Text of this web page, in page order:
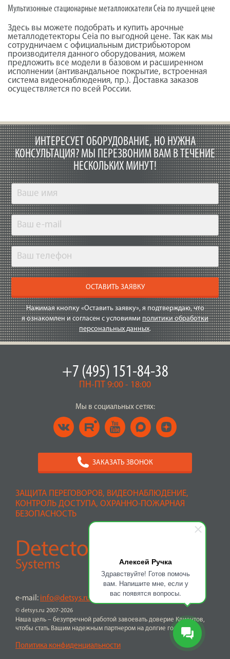
Алексей Ручка
Здравствуйте! Готов помочь
вам. Напишите мне, если у
вас появятся вопросы.
Мультизонные стационарные металлоискатели Ceia по лучшей цене
Здесь вы можете подобрать и купить арочные
металлодетекторы Ceia по выгодной цене. Так как мы
сотрудничаем с официальным дистрибьютором
производителя данного оборудования, можем
предложить все модели в базовом и расширенном
исполнении (антивандальное покрытие, встроенная
система видеонаблюдения, пр.). Доставка заказов
осуществляется по всей России.
ИНТЕРЕСУЕТ ОБОРУДОВАНИЕ, НО НУЖНА
КОНСУЛЬТАЦИЯ? МЫ ПЕРЕЗВОНИМ ВАМ В ТЕЧЕНИЕ
НЕСКОЛЬКИХ МИНУТ!
ОСТАВИТЬ ЗАЯВКУ
Нажимая кнопку «Оставить заявку», я подтверждаю, что
я ознакомлен и согласен с условиями политики обработки
персональных данных.
ЗАЩИТА ПЕРЕГОВОРОВ, ВИДЕОНАБЛЮДЕНИЕ,
КОНТРОЛЬ ДОСТУПА, ОХРАННО-ПОЖАРНАЯ
БЕЗОПАСНОСТЬ
© detsys.ru 2007-2026
e-mail: info@detsys.ru
Наша цель – безупречной работой завоевать доверие Клиентов,
чтобы стать Вашим надежным партнером на долгие годы
Политика конфиденциальности
+7 (495) 151-84-38
ПН-ПТ 9:00 - 18:00
Мы в социальных сетях:
ЗАКАЗАТЬ ЗВОНОК